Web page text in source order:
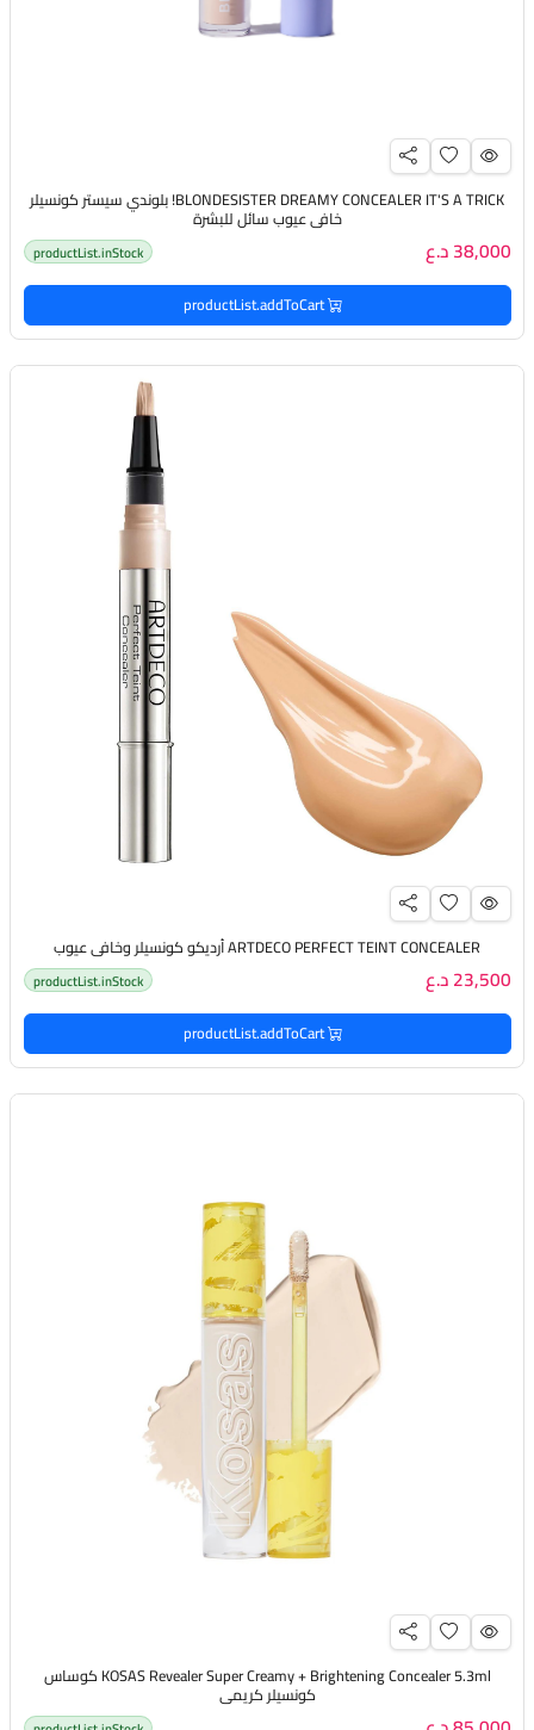
BLONDESISTER DREAMY CONCEALER IT'S A TRICK! بلوندي سيستر كونسيلر
خافي عيوب سائل للبشرة
38,000 د.ع productList.inStock
productList.addToCart
ARTDECO PERFECT TEINT CONCEALER أرديكو كونسيلر وخافي عيوب
23,500 د.ع productList.inStock
productList.addToCart
KOSAS Revealer Super Creamy + Brightening Concealer 5.3ml كوساس
كونسيلر كريمي